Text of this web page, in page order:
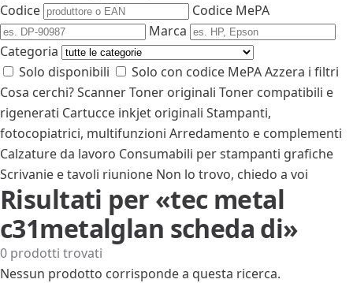
Codice
Codice MePA
Marca
Categoria
Solo disponibili
Solo con codice MePAAzzera i filtri
Cosa cerchi?ScannerToner originali Toner compatibili e
rigenerati Cartucce inkjet originali Stampanti,
fotocopiatrici, multifunzioni Arredamento e complementi
Calzature da lavoro Consumabili per stampanti grafiche
Scrivanie e tavoli riunione Non lo trovo, chiedo a voi
Risultati per «tec metal
c31metalglan scheda di»
0 prodotti trovati
Nessun prodotto corrisponde a questa ricerca.